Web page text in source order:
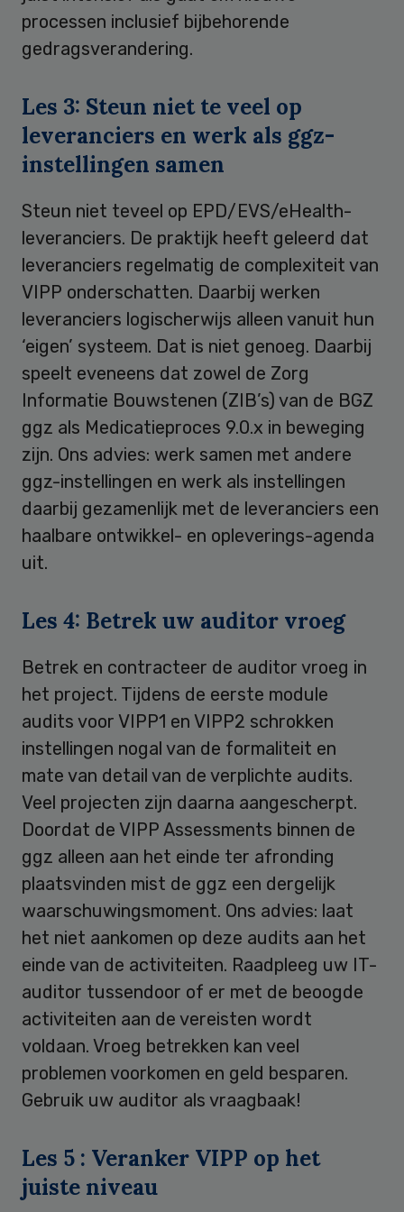
processen inclusief bijbehorende
gedragsverandering.
Les 3: Steun niet te veel op
leveranciers en werk als ggz-
instellingen samen
Steun niet teveel op EPD/EVS/eHealth-
leveranciers. De praktijk heeft geleerd dat
leveranciers regelmatig de complexiteit van
VIPP onderschatten. Daarbij werken
leveranciers logischerwijs alleen vanuit hun
‘eigen’ systeem. Dat is niet genoeg. Daarbij
speelt eveneens dat zowel de Zorg
Informatie Bouwstenen (ZIB’s) van de BGZ
ggz als Medicatieproces 9.0.x in beweging
zijn. Ons advies: werk samen met andere
ggz-instellingen en werk als instellingen
daarbij gezamenlijk met de leveranciers een
haalbare ontwikkel- en opleverings-agenda
uit.
Les 4: Betrek uw auditor vroeg
Betrek en contracteer de auditor vroeg in
het project. Tijdens de eerste module
audits voor VIPP1 en VIPP2 schrokken
instellingen nogal van de formaliteit en
mate van detail van de verplichte audits.
Veel projecten zijn daarna aangescherpt.
Doordat de VIPP Assessments binnen de
ggz alleen aan het einde ter afronding
plaatsvinden mist de ggz een dergelijk
waarschuwingsmoment. Ons advies: laat
het niet aankomen op deze audits aan het
einde van de activiteiten. Raadpleeg uw IT-
auditor tussendoor of er met de beoogde
activiteiten aan de vereisten wordt
voldaan. Vroeg betrekken kan veel
problemen voorkomen en geld besparen.
Gebruik uw auditor als vraagbaak!
Les 5 : Veranker VIPP op het
juiste niveau